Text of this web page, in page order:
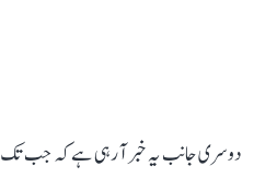
دوسری جانب یہ خبر آ رہی ہے کہ جب تک